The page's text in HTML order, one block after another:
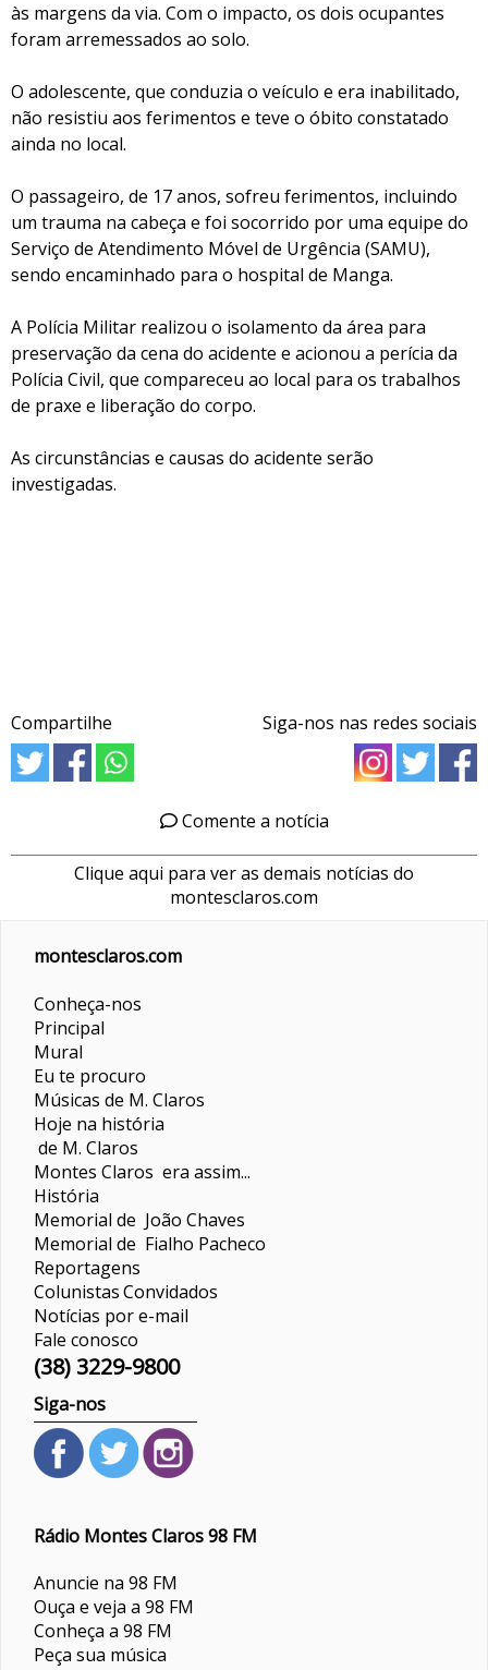
às margens da via. Com o impacto, os dois ocupantes
foram arremessados ao solo.
O adolescente, que conduzia o veículo e era inabilitado,
não resistiu aos ferimentos e teve o óbito constatado
ainda no local.
O passageiro, de 17 anos, sofreu ferimentos, incluindo
um trauma na cabeça e foi socorrido por uma equipe do
Serviço de Atendimento Móvel de Urgência (SAMU),
sendo encaminhado para o hospital de Manga.
A Polícia Militar realizou o isolamento da área para
preservação da cena do acidente e acionou a perícia da
Polícia Civil, que compareceu ao local para os trabalhos
de praxe e liberação do corpo.
As circunstâncias e causas do acidente serão
investigadas.
Compartilhe Siga-nos nas redes sociais
Comente a notícia
Clique aqui para ver as demais notícias do
montesclaros.com
montesclaros.com
Conheça-nos
Principal
Mural
Eu te procuro
Músicas de M. Claros
Hoje na história
de M. Claros
Montes Claros era assim...
História
Memorial de João Chaves
Memorial de Fialho Pacheco
Reportagens
ColunistasConvidados
Notícias por e-mail
Fale conosco
(38) 3229-9800
Siga-nos
Rádio Montes Claros 98 FM
Anuncie na 98 FM
Ouça e veja a 98 FM
Conheça a 98 FM
Peça sua música